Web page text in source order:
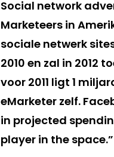
Social network
Marketeers in
sociale netwerk
2010 en zal in 2012
voor 2011 ligt 1
eMarketer zelf.
in projected
player in the space.”